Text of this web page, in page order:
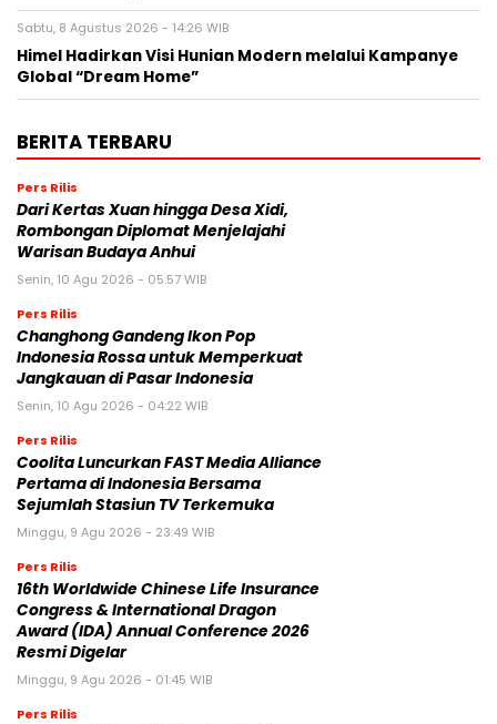
Sabtu, 8 Agustus 2026 - 14:26 WIB
Himel Hadirkan Visi Hunian Modern melalui Kampanye
Global “Dream Home”
BERITA TERBARU
Pers Rilis
Dari Kertas Xuan hingga Desa Xidi,
Rombongan Diplomat Menjelajahi
Warisan Budaya Anhui
Senin, 10 Agu 2026 - 05:57 WIB
Pers Rilis
Changhong Gandeng Ikon Pop
Indonesia Rossa untuk Memperkuat
Jangkauan di Pasar Indonesia
Senin, 10 Agu 2026 - 04:22 WIB
Pers Rilis
Coolita Luncurkan FAST Media Alliance
Pertama di Indonesia Bersama
Sejumlah Stasiun TV Terkemuka
Minggu, 9 Agu 2026 - 23:49 WIB
Pers Rilis
16th Worldwide Chinese Life Insurance
Congress & International Dragon
Award (IDA) Annual Conference 2026
Resmi Digelar
Minggu, 9 Agu 2026 - 01:45 WIB
Pers Rilis